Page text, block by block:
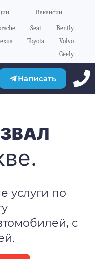
Вакансии
Seat
Bently
Toyota
Volvo
Geely
Написать
услуги по
с